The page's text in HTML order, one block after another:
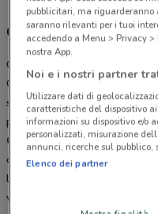
Gli sconti del nuovo
Coop è presente in vari punti
Giovanni Teatino, Corso
sono aperti tutti i giorni dal
prodotti per la tua spesa.
Coopè una delle più grandi
con unaforte espansione a
leader nella distribuzione di
volantino online di Coop su
pubblicitari, ma riguarderanno
saranno rilevanti per i tuoi
accedendo a Menu > Privacy
nostra App.
Noi e i nostri partner
Utilizzare dati di
caratteristiche del dispositivo
informazioni su dispositivo e/o
personalizzati, misurazione
annunci, ricerche sul pubblico,
Elenco dei partner